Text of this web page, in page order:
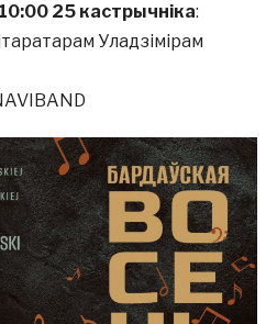
10:00 25 кастрычніка:
Уладзімірам